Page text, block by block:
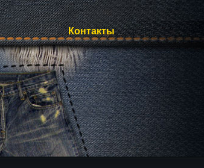
Контакты